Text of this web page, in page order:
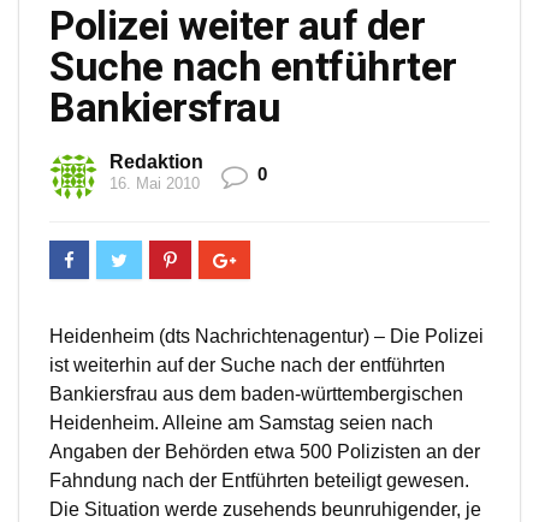
Polizei weiter auf der
Suche nach entführter
Bankiersfrau
Redaktion
16. Mai 2010 0
Heidenheim (dts Nachrichtenagentur) – Die Polizei
ist weiterhin auf der Suche nach der entführten
Bankiersfrau aus dem baden-württembergischen
Heidenheim. Alleine am Samstag seien nach
Angaben der Behörden etwa 500 Polizisten an der
Fahndung nach der Entführten beteiligt gewesen.
Die Situation werde zusehends beunruhigender, je